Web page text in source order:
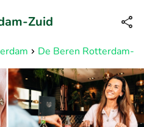
Bereikbaar tot 23:00 uur
De Beren Rotterdam-
Zuid